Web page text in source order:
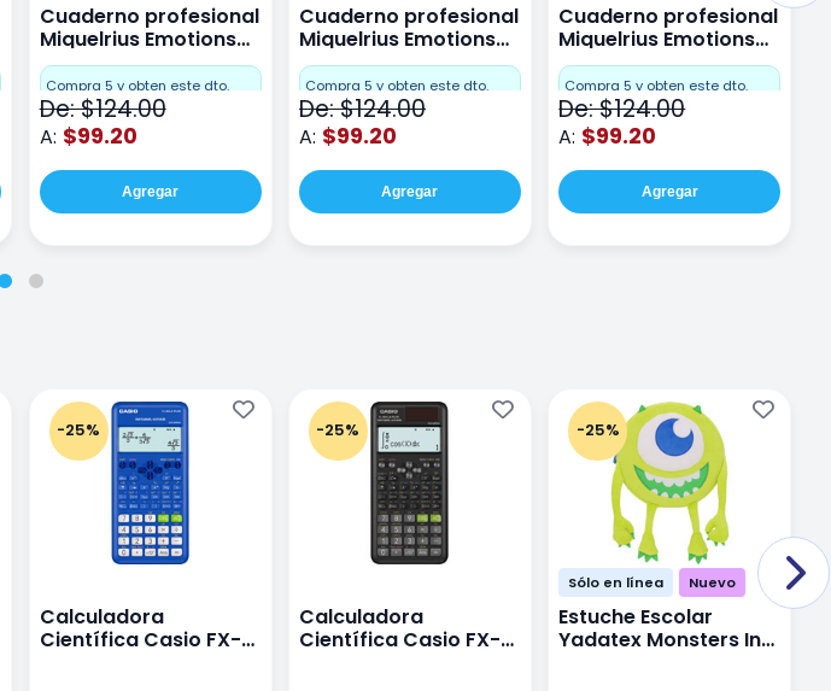
Cuaderno profesional
Miquelrius Emotions
raya 80 hojas Gris
Compra 5 y obten este dto.
De: $124.00
A: $99.20
Agregar
Cuaderno profesional
Miquelrius Emotions
Dots 80 hojas
Compra 5 y obten este dto.
De: $124.00
A: $99.20
Agregar
Cuaderno profesional
Miquelrius Emotions
Dots 80 hojas Lima
Compra 5 y obten este dto.
De: $124.00
A: $99.20
Agregar
-25%
Calculadora
Científica Casio FX-
-25%
Calculadora
Científica Casio FX-
-25%
Sólo en línea Nuevo
Estuche Escolar
Yadatex Monsters Inc